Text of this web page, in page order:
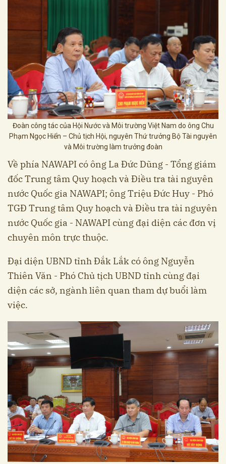
Đoàn công tác của Hội Nước và Môi trường Việt Nam do ông Chu
Phạm Ngọc Hiển – Chủ tịch Hội, nguyên Thứ trưởng Bộ Tài nguyên
và Môi trường làm trưởng đoàn
Về phía NAWAPI có ông La Đức Dũng - Tổng giám
đốc Trung tâm Quy hoạch và Điều tra tài nguyên
nước Quốc gia NAWAPI; ông Triệu Đức Huy - Phó
TGĐ Trung tâm Quy hoạch và Điều tra tài nguyên
nước Quốc gia - NAWAPI cùng đại diện các đơn vị
chuyên môn trực thuộc.
Đại diện UBND tỉnh Đắk Lắk có ông Nguyễn
Thiên Văn - Phó Chủ tịch UBND tỉnh cùng đại
diện các sở, ngành liên quan tham dự buổi làm
việc.